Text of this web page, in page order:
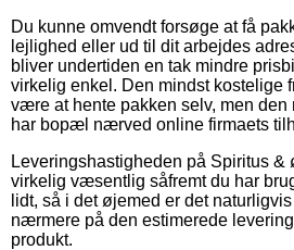
Du kunne omvendt forsøge at få
lejlighed eller ud til dit arbejdes
bliver undertiden en tak mindre
virkelig enkel. Den mindst kostelige
være at hente pakken selv, men
har bopæl nærved online firmaets
Leveringshastigheden på Spiritus
virkelig væsentlig såfremt du har
lidt, så i det øjemed er det
nærmere på den estimerede
produkt.